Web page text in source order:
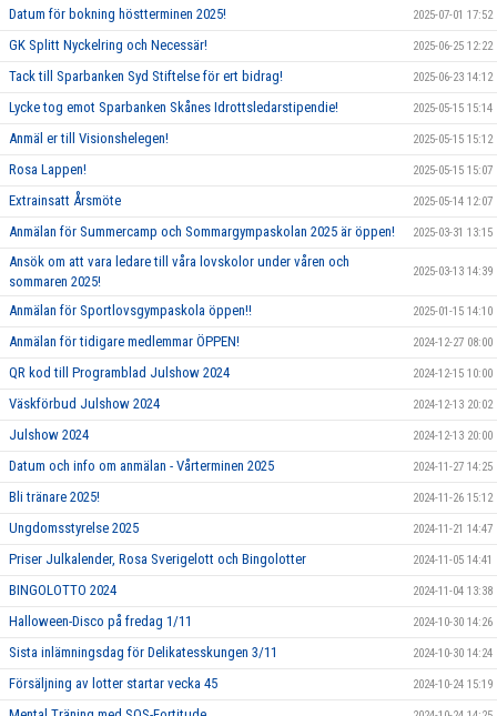
Datum för bokning höstterminen 2025! 2025-07-01 17:52
GK Splitt Nyckelring och Necessär! 2025-06-25 12:22
Tack till Sparbanken Syd Stiftelse för ert bidrag! 2025-06-23 14:12
Lycke tog emot Sparbanken Skånes Idrottsledarstipendie! 2025-05-15 15:14
Anmäl er till Visionshelegen! 2025-05-15 15:12
Rosa Lappen! 2025-05-15 15:07
Extrainsatt Årsmöte 2025-05-14 12:07
Anmälan för Summercamp och Sommargympaskolan 2025 är öppen! 2025-03-31 13:15
Ansök om att vara ledare till våra lovskolor under våren och
sommaren 2025!
2025-03-13 14:39
Anmälan för Sportlovsgympaskola öppen!! 2025-01-15 14:10
Anmälan för tidigare medlemmar ÖPPEN! 2024-12-27 08:00
QR kod till Programblad Julshow 2024 2024-12-15 10:00
Väskförbud Julshow 2024 2024-12-13 20:02
Julshow 2024 2024-12-13 20:00
Datum och info om anmälan - Vårterminen 2025 2024-11-27 14:25
Bli tränare 2025! 2024-11-26 15:12
Ungdomsstyrelse 2025 2024-11-21 14:47
Priser Julkalender, Rosa Sverigelott och Bingolotter 2024-11-05 14:41
BINGOLOTTO 2024 2024-11-04 13:38
Halloween-Disco på fredag 1/11 2024-10-30 14:26
Sista inlämningsdag för Delikatesskungen 3/11 2024-10-30 14:24
Försäljning av lotter startar vecka 45 2024-10-24 15:19